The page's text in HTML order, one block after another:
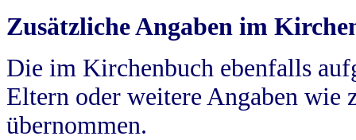
Zusätzliche Angaben im
Die im Kirchenbuch ebenfalls
Eltern oder weitere Angaben wie
übernommen.